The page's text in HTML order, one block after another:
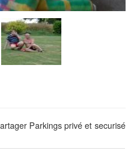
Parkings privé et securisé